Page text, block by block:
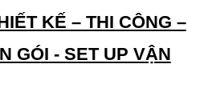
KẾ – THI CÔNG –
GÓI - SET UP VẬN